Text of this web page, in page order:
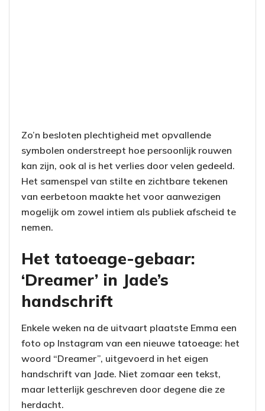
Zo’n besloten plechtigheid met opvallende
symbolen onderstreept hoe persoonlijk rouwen
kan zijn, ook al is het verlies door velen gedeeld.
Het samenspel van stilte en zichtbare tekenen
van eerbetoon maakte het voor aanwezigen
mogelijk om zowel intiem als publiek afscheid te
nemen.
Het tatoeage-gebaar:
‘Dreamer’ in Jade’s
handschrift
Enkele weken na de uitvaart plaatste Emma een
foto op Instagram van een nieuwe tatoeage: het
woord “Dreamer”, uitgevoerd in het eigen
handschrift van Jade. Niet zomaar een tekst,
maar letterlijk geschreven door degene die ze
herdacht.